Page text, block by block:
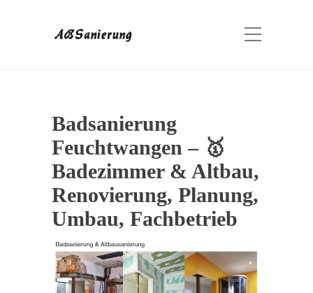
Badsanierung
Feuchtwangen – 🥇
Badezimmer & Altbau,
Renovierung, Planung,
Umbau, Fachbetrieb